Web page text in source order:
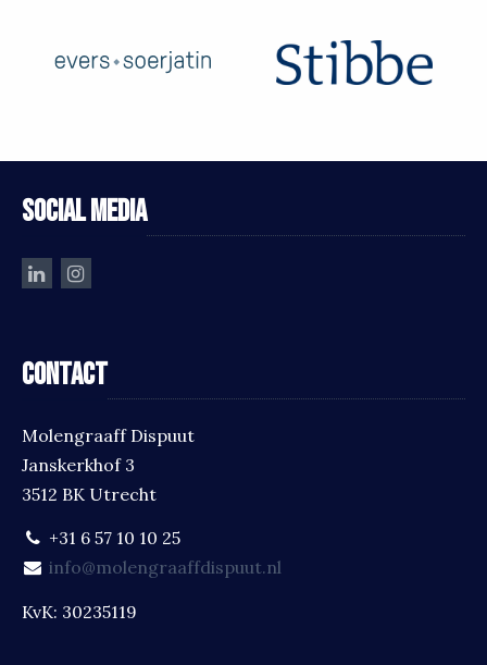
Social media
Contact
Molengraaff Dispuut
Janskerkhof 3
3512 BK Utrecht
+31 6 57 10 10 25
info@molengraaffdispuut.nl
KvK: 30235119